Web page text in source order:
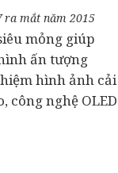
ra mắt năm 2015
mỏng giúp
ấn tượng
hình ảnh cải
công nghệ OLED